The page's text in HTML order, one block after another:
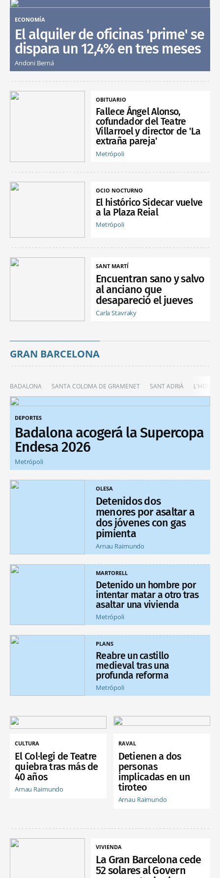
ECONOMÍA
El alquiler de oficinas 'prime' se
dispara un 12,4% en tres meses
Andoni Berná
OBITUARIO
Fallece Ángel Alonso,
cofundador del Teatre
Villarroel y director de 'La
extraña pareja'
Metrópoli
OCIO NOCTURNO
El histórico Sidecar vuelve
a la Plaza Reial
Metrópoli
SANT MARTÍ
Encuentran sano y salvo
al anciano que
desapareció el jueves
Carla Stavraky
GRAN BARCELONA
BADALONA SANTA COLOMA DE GRAMENET SANT ADRIÀ
DEPORTES
Badalona acogerá la Supercopa
Endesa 2026
Metrópoli
OLESA
Detenidos dos
menores por asaltar a
dos jóvenes con gas
pimienta
Arnau Raimundo
MARTORELL
Detenido un hombre por
intentar matar a otro tras
asaltar una vivienda
Metrópoli
PLANS
Reabre un castillo
medieval tras una
profunda reforma
Metrópoli
CULTURA
El Col·legi de Teatre
quiebra tras más de
40 años
Arnau Raimundo
RAVAL
Detienen a dos
personas
implicadas en un
tiroteo
Arnau Raimundo
VIVIENDA
La Gran Barcelona cede
52 solares al Govern